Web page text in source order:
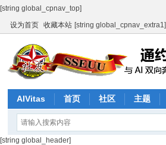
[string global_cpnav_top]
设为首页
收藏本站 [string global_cpnav_extra1]
AIVitas 首页 社区 主题
产品与服务
[string global_header]